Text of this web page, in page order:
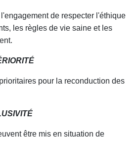
de respecter l'éthique
les règles de vie saine et les
IORITÉ
pour la reconduction des
être mis en situation de